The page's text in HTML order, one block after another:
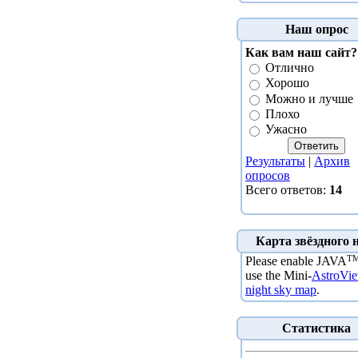
Наш опрос
Как вам наш сайт?
Отлично
Хорошо
Можно и лучше
Плохо
Ужасно
Результаты | Архив
опросов
Всего ответов: 14
Карта звёздного
Please enable JAVA
use the Mini-
night sky map.
Статистика